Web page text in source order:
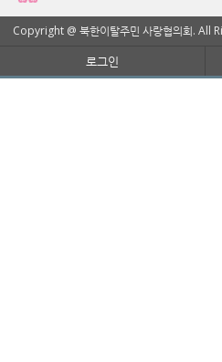
Copyright @ 북한이탈주민 사랑협의회. All
로그인